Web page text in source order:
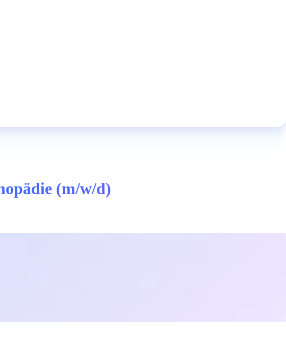
(m/w/d)